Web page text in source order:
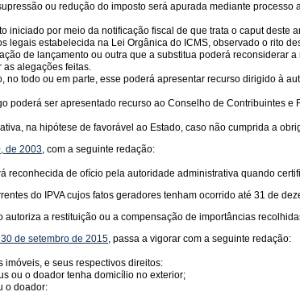
ou redução do imposto será apurada mediante
iniciado por meio da notificação fiscal de que trata o caput
legais estabelecida na Lei Orgânica do ICMS, observado o rito
de lançamento ou outra que a substitua poderá
as alegações feitas.
todo ou em parte, esse poderá apresentar recurso dirigido à
poderá ser apresentado recurso ao Conselho de Contribuintes
na hipótese de favorável ao Estado, caso não cumprida a
de 2003, com a seguinte redação:
reconhecida de ofício pela autoridade administrativa quando
do IPVA cujos fatos geradores tenham ocorrido até 31 de
autoriza a restituição ou a compensação de importâncias
30 de setembro de 2015, passa a vigorar com a seguinte redação:
imóveis, e seus respectivos direitos:
ou o doador tenha domicílio no exterior;
o doador: